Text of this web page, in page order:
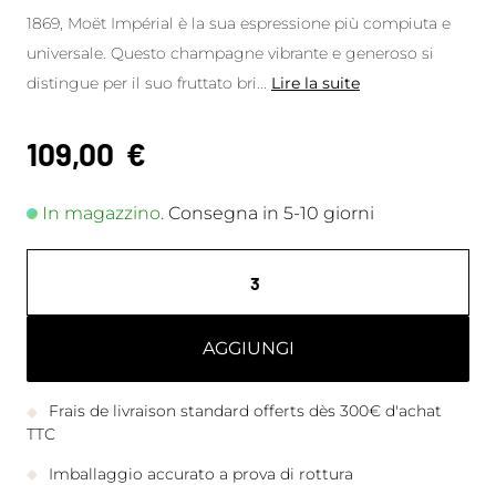
1869, Moët Impérial è la sua espressione più compiuta e
universale. Questo champagne vibrante e generoso si
distingue per il suo fruttato bri
Lire la suite
109,00 €
In magazzino. Consegna in 5-10 giorni
AGGIUNGI
Frais de livraison standard offerts dès 300€ d'achat
TTC
Imballaggio accurato a prova di rottura